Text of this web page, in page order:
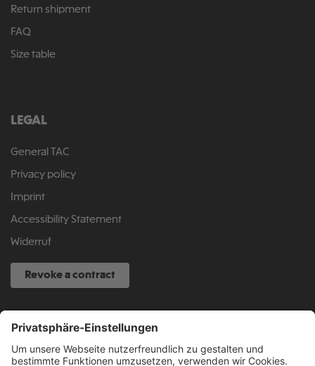
Return shipment
FAQ
Size table
LEGAL
General TAC
Privacy policy
Imprint
Accessibility Statement
Widerruf
Revoke a contract
SERVICE HOTLINE